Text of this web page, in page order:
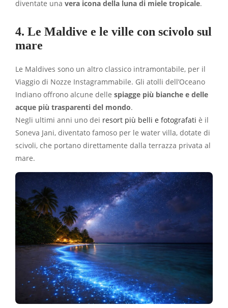
diventate una vera icona della luna di miele tropicale.
4. Le Maldive e le ville con scivolo sul
mare
Le Maldives sono un altro classico intramontabile, per il
Viaggio di Nozze Instagrammabile. Gli atolli dell’Oceano
Indiano offrono alcune delle spiagge più bianche e delle
acque più trasparenti del mondo.
Negli ultimi anni uno dei resort più belli e fotografati è il
Soneva Jani, diventato famoso per le water villa, dotate di
scivoli, che portano direttamente dalla terrazza privata al
mare.